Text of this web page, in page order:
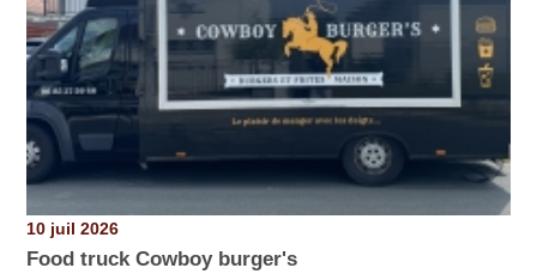
10 juil 2026
Food truck Cowboy burger's